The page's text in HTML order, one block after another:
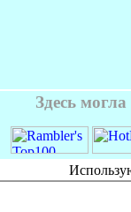
Здесь